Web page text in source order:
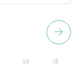
sa di